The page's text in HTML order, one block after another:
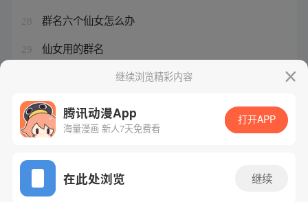
28 群名六个仙女怎么办
29 仙女用的群名
我有一个洪荒世界 小说继续浏览精彩内容
腾讯动漫App
海量漫画 新人7天免费看
打开APP
在此处浏览 继续
网站备案/许可证号：粤B2-20090059-5
Copyright©1998 - 2026 Tencent. All Rights Reserved